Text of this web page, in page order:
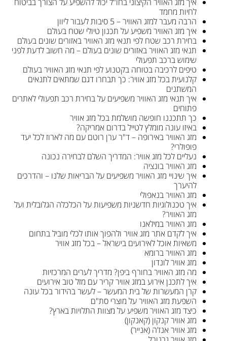
לחיות מחמד
הרבה מעבר למזג האוויר – 5 סיבות לעבור ליוון
איך מזג האוויר משפיע על תכנון טיולי שטח בעולם
בחירת רכב שטח לפי תנאי מזג האוויר באזורים שונים בעולם
תנאי מזג האוויר באזורים שונים בעולם – מה חשוב לדעת לפני
שימוש ברכב תפעולי
טיפים לרכיבה בטוחה בקטנוע לפי תנאי מזג האוויר בעולם
קלנועית בכל מזג אוויר: כך תבחרו דגם שמתאים לתנאים
המשתנים
איך תנאי מזג האוויר משפיעים על בחירת רכב תפעולי לאתרים
פתוחים
כך תתכננו חופשה מושלמת בכל מזג אוויר
באיזו עונה מומלץ לטייל בדרום אמריקה?
מזג האוויר באירופה – ד"ר ערן רוטם עם מה לארוז לכל יעד
פופולרי?
נעליים לכל מזג אוויר: המדריך השלם לבחירה נכונה
מזג האוויר בונציה
איך שינויי מזג האוויר משפיעים על הבריאות שלנו – והדרכים
להיערך
מזג האוויר בנאפולי
איך טכנולוגיות חדשניות משפיעות על הכלכלה הגלובלית ועל
מזג האוויר?
מזג האוויר במילאנו
איך לקדם אתר מזג אוויר ולהפוך אותו לכלי מוביל בתחום
משאיות אוכל לאירועים בישראל – בכל מזג אוויר
מזג האוויר ברומא
מזג אוויר לונדון
מה מזג האוויר בחורף ביפן? מדריך לערים המרכזיות
איך לתכנן אירוע במזג אוויר קריר עם מזל טוב אירועים
קרן המעשרות של בית המעשר – לעשר בהידור בכל עונה
השפעת מזג האוויר על מוצרי סת"ם
כיצד מזג האוויר משפיע על מצוות התלויות בארץ?
מזג אוויר קנקון (קאנקון)
מזג אוויר אנז'ה (אנייר)